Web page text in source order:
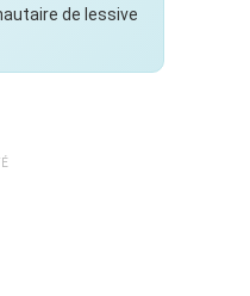
de lessive